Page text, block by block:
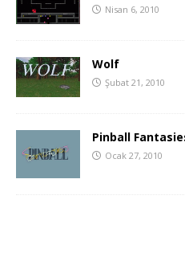
Nisan 6, 2010
Wolf
Şubat 21, 2010
Pinball
Ocak 27, 2010